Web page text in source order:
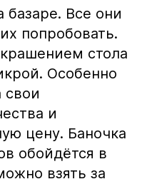
базаре. Все они
попробовать.
стола
Особенно
свои
и
цену. Баночка
обойдётся в
взять за